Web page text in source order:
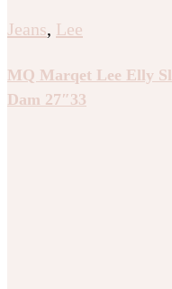
Jeans, Lee
MQ Marqet Lee Elly
Dam 27″33